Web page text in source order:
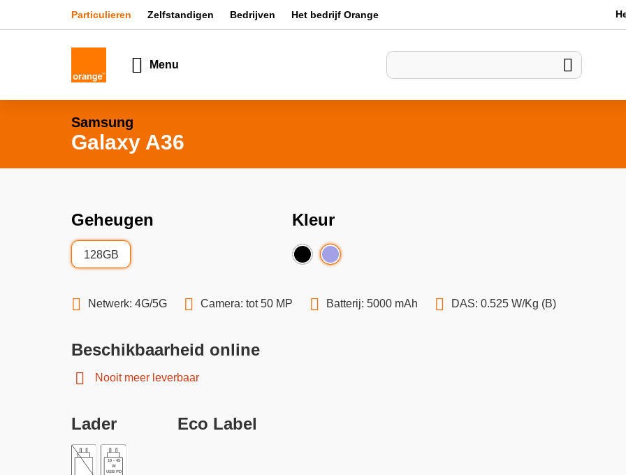
Particulieren Zelfstandigen Bedrijven Het bedrijf Orange
Menu 
Samsung
Galaxy A36
Kleur
Geheugen
128GB
Netwerk: 4G/5G Camera: tot 50 MP Batterij: 5000 mAh DAS: 0.525 W/Kg (B)
Beschikbaarheid online
Nooit meer leverbaar
Lader
10 - 45
W
USB PD
Eco Label